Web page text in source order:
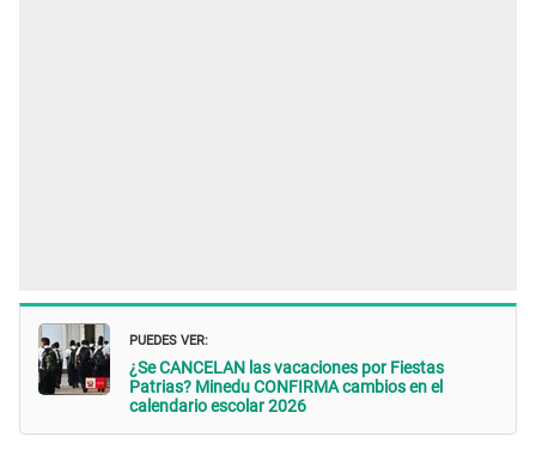
PUEDES VER:
¿Se CANCELAN las vacaciones por Fiestas
Patrias? Minedu CONFIRMA cambios en el
calendario escolar 2026